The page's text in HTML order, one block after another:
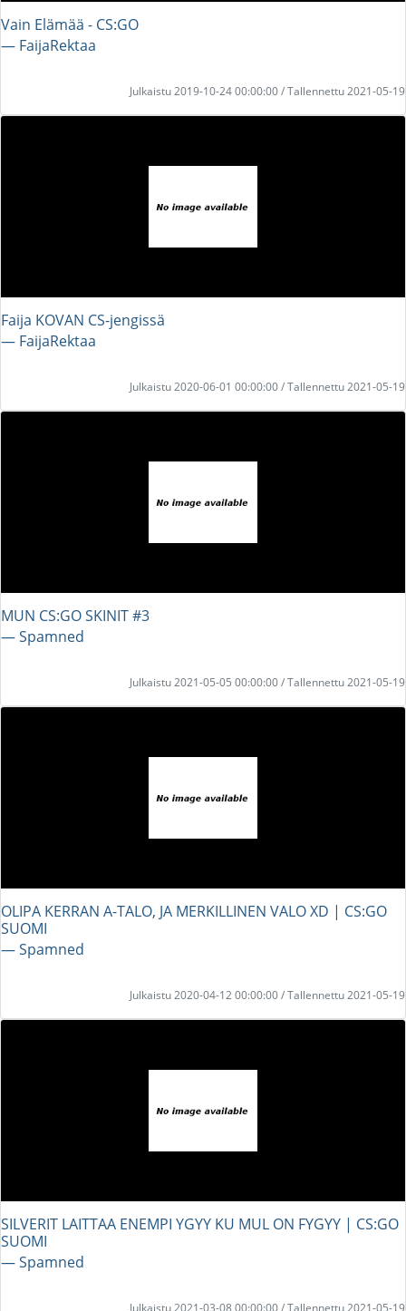
Vain Elämää - CS:GO
― FaijaRektaa
Julkaistu 2019-10-24 00:00:00 / Tallennettu 2021-05-19
Faija KOVAN CS-jengissä
― FaijaRektaa
Julkaistu 2020-06-01 00:00:00 / Tallennettu 2021-05-19
MUN CS:GO SKINIT #3
― Spamned
Julkaistu 2021-05-05 00:00:00 / Tallennettu 2021-05-19
OLIPA KERRAN A-TALO, JA MERKILLINEN VALO XD | CS:GO
SUOMI
― Spamned
Julkaistu 2020-04-12 00:00:00 / Tallennettu 2021-05-19
SILVERIT LAITTAA ENEMPI YGYY KU MUL ON FYGYY | CS:GO
SUOMI
― Spamned
Julkaistu 2021-03-08 00:00:00 / Tallennettu 2021-05-19